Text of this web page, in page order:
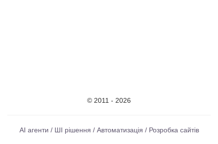
© 2011 - 2026
AI агенти / ШІ рішення / Автоматизація / Розробка сайтів